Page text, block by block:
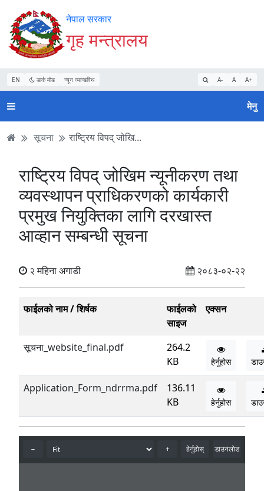
Accessibility
Mode
सुरु
गर्नुहोस्
सामाग्री
पढ्नुहाेस्
नेभिगेसन
पढ्नुहाेस्
वेबसाइट
खोजमा
जानुहोस्
नेपाल सरकार
गृह मन्त्रालय
EN डार्क मोड न्यून व्यान्डविथ A- A A+
मेनु
सूचना राष्ट्रिय विपद् जोखि...
राष्ट्रिय विपद् जोखिम न्यूनीकरण तथा
व्यवस्थापन प्राधिकरणको कार्यकारी
प्रमुख नियुक्तिका लागि दरखास्त
आव्हान सम्बन्धी सूचना
२ महिना अगाडी २०८३-०२-२२
फाईलको नाम / शिर्षक
फाईलको
साइज
एक्सन
सूचना_website_final.pdf
264.2
KB
हेर्नुहोस
Application_Form_ndrrma.pdf
136.11
KB
हेर्नुहोस